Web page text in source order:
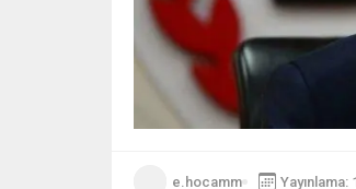
e.hocamm Yayınlama: